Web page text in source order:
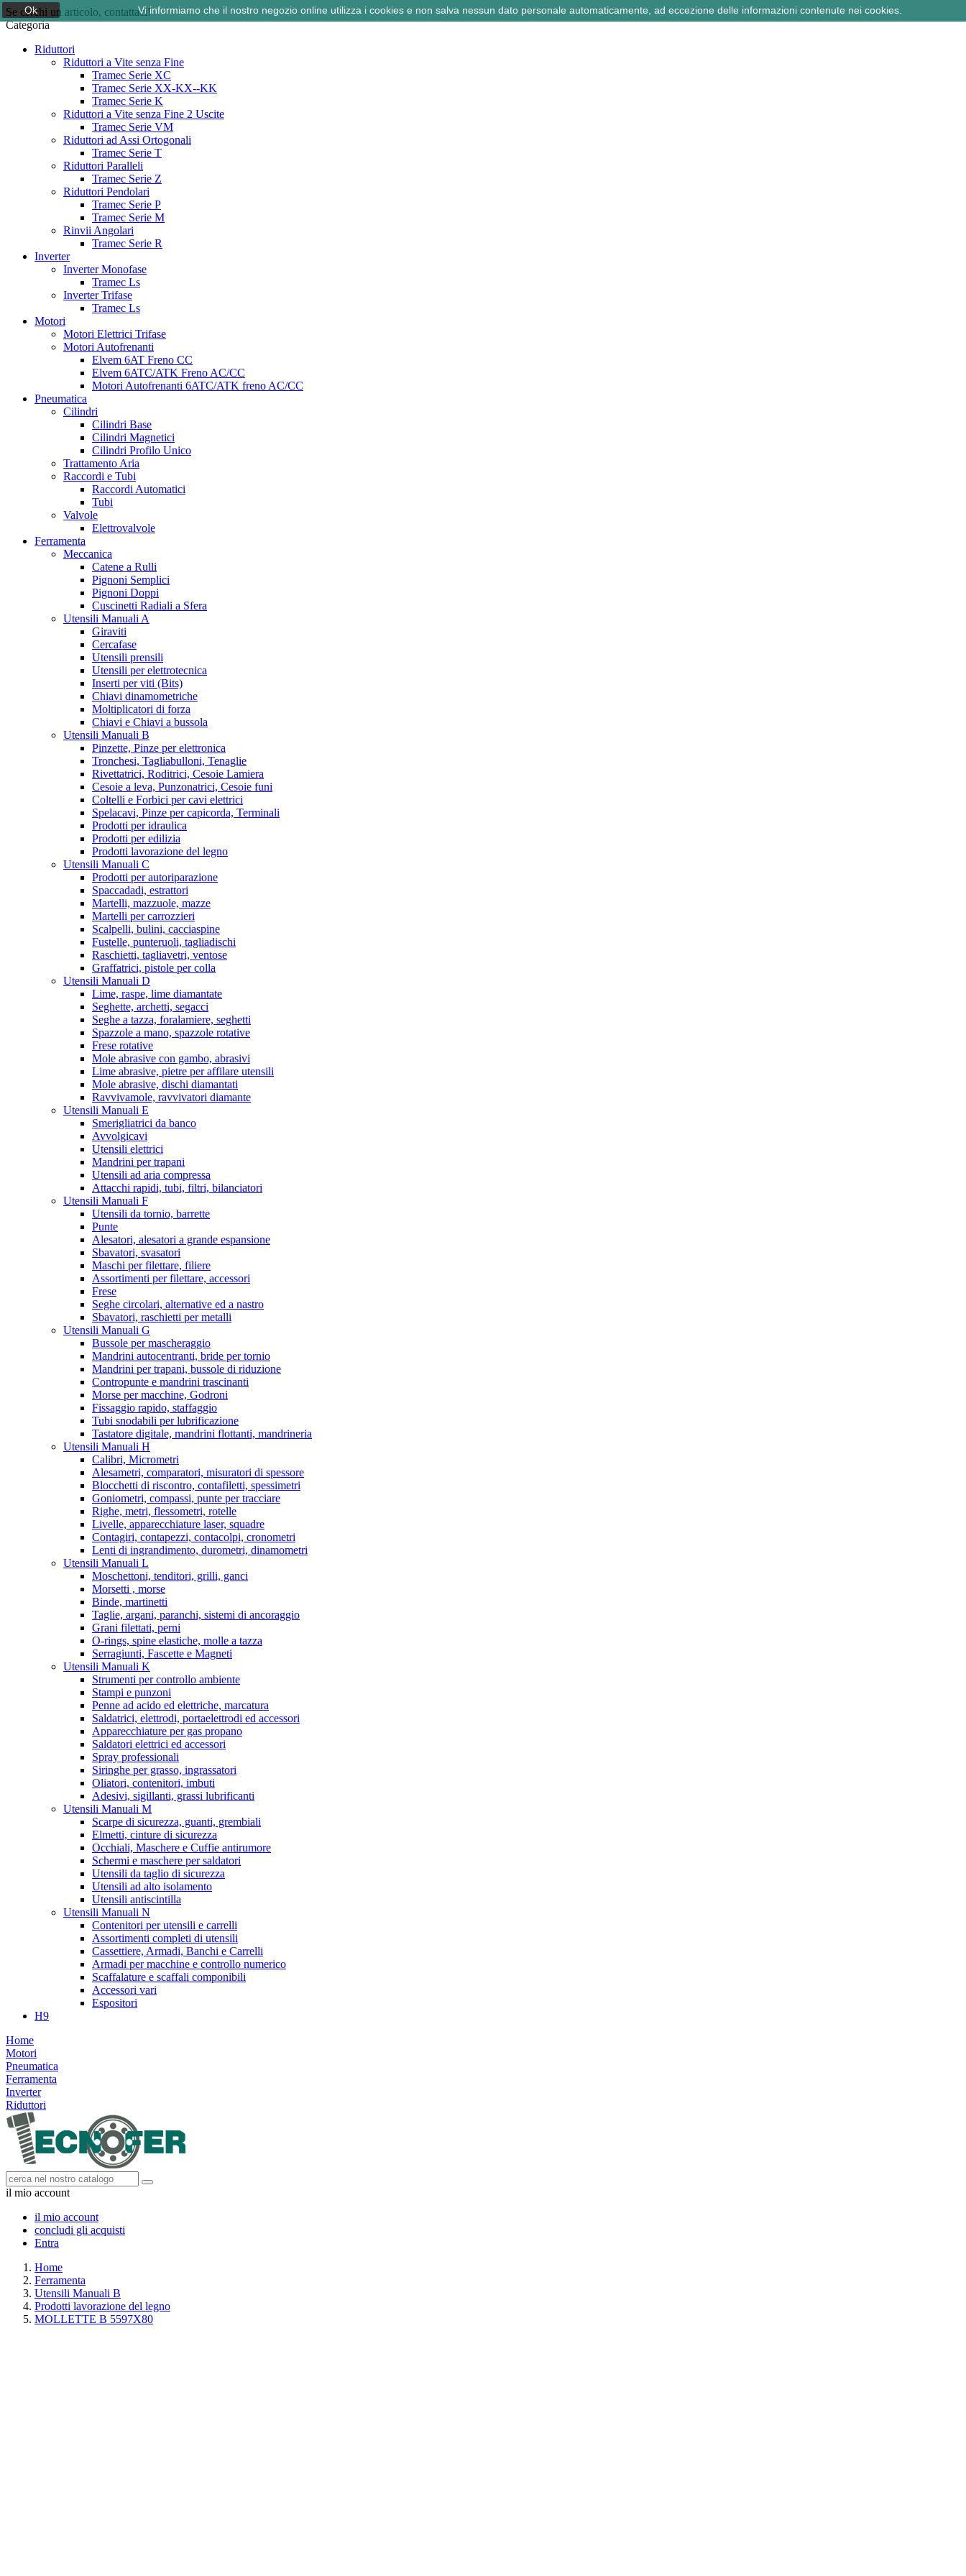
Se cerchi un articolo, contattaci!
Categoria
Riduttori
Riduttori a Vite senza Fine
Tramec Serie XC
Tramec Serie XX-KX--KK
Tramec Serie K
Riduttori a Vite senza Fine 2 Uscite
Tramec Serie VM
Riduttori ad Assi Ortogonali
Tramec Serie T
Riduttori Paralleli
Tramec Serie Z
Riduttori Pendolari
Tramec Serie P
Tramec Serie M
Rinvii Angolari
Tramec Serie R
Inverter
Inverter Monofase
Tramec Ls
Inverter Trifase
Tramec Ls
Motori
Motori Elettrici Trifase
Motori Autofrenanti
Elvem 6AT Freno CC
Elvem 6ATC/ATK Freno AC/CC
Motori Autofrenanti 6ATC/ATK freno AC/CC
Pneumatica
Cilindri
Cilindri Base
Cilindri Magnetici
Cilindri Profilo Unico
Trattamento Aria
Raccordi e Tubi
Raccordi Automatici
Tubi
Valvole
Elettrovalvole
Ferramenta
Meccanica
Catene a Rulli
Pignoni Semplici
Pignoni Doppi
Cuscinetti Radiali a Sfera
Utensili Manuali A
Giraviti
Cercafase
Utensili prensili
Utensili per elettrotecnica
Inserti per viti (Bits)
Chiavi dinamometriche
Moltiplicatori di forza
Chiavi e Chiavi a bussola
Utensili Manuali B
Pinzette, Pinze per elettronica
Tronchesi, Tagliabulloni, Tenaglie
Rivettatrici, Roditrici, Cesoie Lamiera
Cesoie a leva, Punzonatrici, Cesoie funi
Coltelli e Forbici per cavi elettrici
Spelacavi, Pinze per capicorda, Terminali
Prodotti per idraulica
Prodotti per edilizia
Prodotti lavorazione del legno
Utensili Manuali C
Prodotti per autoriparazione
Spaccadadi, estrattori
Martelli, mazzuole, mazze
Martelli per carrozzieri
Scalpelli, bulini, cacciaspine
Fustelle, punteruoli, tagliadischi
Raschietti, tagliavetri, ventose
Graffatrici, pistole per colla
Utensili Manuali D
Lime, raspe, lime diamantate
Seghette, archetti, segacci
Seghe a tazza, foralamiere, seghetti
Spazzole a mano, spazzole rotative
Frese rotative
Mole abrasive con gambo, abrasivi
Lime abrasive, pietre per affilare utensili
Mole abrasive, dischi diamantati
Ravvivamole, ravvivatori diamante
Utensili Manuali E
Smerigliatrici da banco
Avvolgicavi
Utensili elettrici
Mandrini per trapani
Utensili ad aria compressa
Attacchi rapidi, tubi, filtri, bilanciatori
Utensili Manuali F
Utensili da tornio, barrette
Punte
Alesatori, alesatori a grande espansione
Sbavatori, svasatori
Maschi per filettare, filiere
Assortimenti per filettare, accessori
Frese
Seghe circolari, alternative ed a nastro
Sbavatori, raschietti per metalli
Utensili Manuali G
Bussole per mascheraggio
Mandrini autocentranti, bride per tornio
Mandrini per trapani, bussole di riduzione
Contropunte e mandrini trascinanti
Morse per macchine, Godroni
Fissaggio rapido, staffaggio
Tubi snodabili per lubrificazione
Tastatore digitale, mandrini flottanti, mandrineria
Utensili Manuali H
Calibri, Micrometri
Alesametri, comparatori, misuratori di spessore
Blocchetti di riscontro, contafiletti, spessimetri
Goniometri, compassi, punte per tracciare
Righe, metri, flessometri, rotelle
Livelle, apparecchiature laser, squadre
Contagiri, contapezzi, contacolpi, cronometri
Lenti di ingrandimento, durometri, dinamometri
Utensili Manuali L
Moschettoni, tenditori, grilli, ganci
Morsetti , morse
Binde, martinetti
Taglie, argani, paranchi, sistemi di ancoraggio
Grani filettati, perni
O-rings, spine elastiche, molle a tazza
Serragiunti, Fascette e Magneti
Utensili Manuali K
Strumenti per controllo ambiente
Stampi e punzoni
Penne ad acido ed elettriche, marcatura
Saldatrici, elettrodi, portaelettrodi ed accessori
Apparecchiature per gas propano
Saldatori elettrici ed accessori
Spray professionali
Siringhe per grasso, ingrassatori
Oliatori, contenitori, imbuti
Adesivi, sigillanti, grassi lubrificanti
Utensili Manuali M
Scarpe di sicurezza, guanti, grembiali
Elmetti, cinture di sicurezza
Occhiali, Maschere e Cuffie antirumore
Schermi e maschere per saldatori
Utensili da taglio di sicurezza
Utensili ad alto isolamento
Utensili antiscintilla
Utensili Manuali N
Contenitori per utensili e carrelli
Assortimenti completi di utensili
Cassettiere, Armadi, Banchi e Carrelli
Armadi per macchine e controllo numerico
Scaffalature e scaffali componibili
Accessori vari
Espositori
H9
Home
Motori
Pneumatica
Ferramenta
Inverter
Riduttori
il mio account
il mio account
concludi gli acquisti
Entra
Home
Ferramenta
Utensili Manuali B
Prodotti lavorazione del legno
MOLLETTE B 5597X80
Ok Vi informiamo che il nostro negozio online utilizza i cookies e non salva nessun dato personale automaticamente, ad eccezione delle informazioni contenute nei cookies.